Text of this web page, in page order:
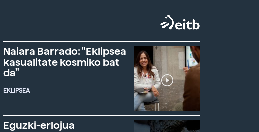
Naiara Barrado: "Eklipsea
kasualitate kosmiko bat
da"
EKLIPSEA
Eguzki-erlojua